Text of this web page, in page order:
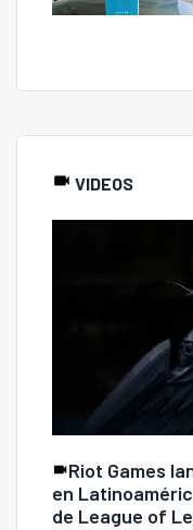
VIDEOS
Riot Games
en
de League of